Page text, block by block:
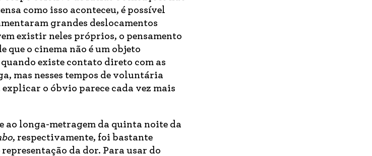
como isso aconteceu, é possível
grandes deslocamentos
existir neles próprios, o pensamento
que o cinema não é um objeto
existe contato direto com as
mas nesses tempos de voluntária
o óbvio parece cada vez mais
ao longa-metragem da quinta noite da
, respectivamente, foi bastante
da dor. Para usar do